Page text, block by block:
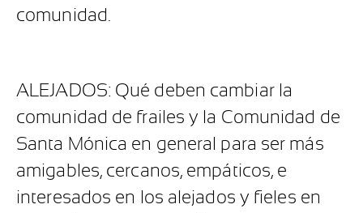
comunidad.
ALEJADOS: Qué deben cambiar la
comunidad de frailes y la Comunidad de
Santa Mónica en general para ser más
amigables, cercanos, empáticos, e
interesados en los alejados y fieles en